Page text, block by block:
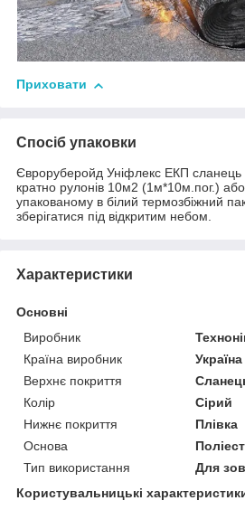
Приховати
Спосіб упаковки
Євроруберойд Уніфлекс ЕКП сланець
кратно рулонів 10м2 (1м*10м.пог.)
упакованому в білий термозбіжний
зберігатися під відкритим небом.
Характеристики
Основні
Виробник
Країна виробник
Україна
Верхнє покриття
Колір
Сірий
Нижнє покриття
Плівка
Основа
Тип використання
Для
Користувальницькі